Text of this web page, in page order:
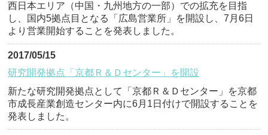
西日本エリア（中国・九州地方の一部）での拡充を目指
し、国内5拠点目となる「広島営業所」を開設し、7月6日
より営業開始することを発表しました。
2017/05/15
研究開発拠点「京都Ｒ＆Ｄセンター」を開設
新たな研究開発拠点として「京都Ｒ＆Ｄセンター」を京都
市成長産業創造センター内に6月1日付けで開設することを
発表しました。